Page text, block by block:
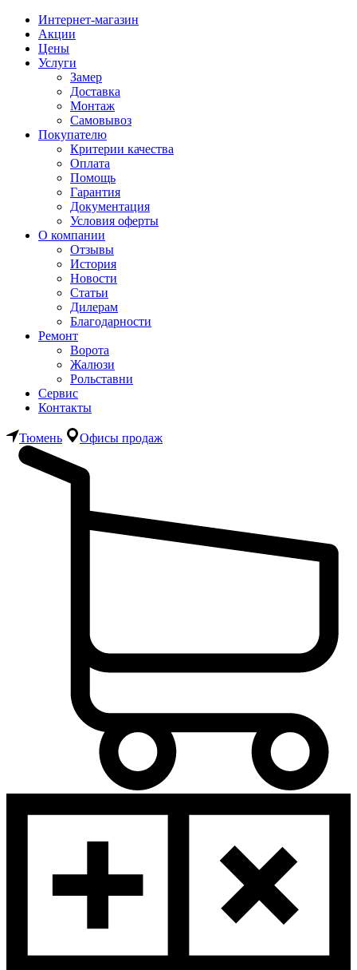
Интернет-магазин
Акции
Цены
Услуги
Замер
Доставка
Монтаж
Самовывоз
Покупателю
Критерии качества
Оплата
Помощь
Гарантия
Документация
Условия оферты
О компании
Отзывы
История
Новости
Статьи
Дилерам
Благодарности
Ремонт
Ворота
Жалюзи
Рольставни
Сервис
Контакты
Тюмень Офисы продаж